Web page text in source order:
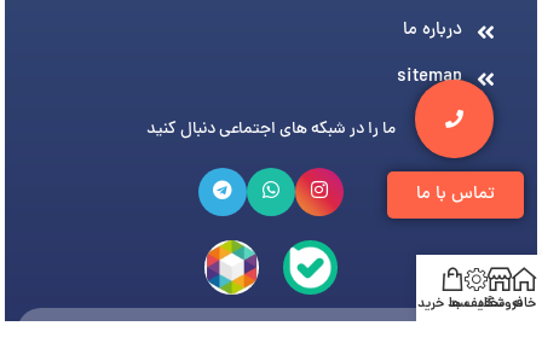
تماس با ما
درباره ما
sitemap
ما را در شبکه های اجتماعی دنبال کنید
خانهفروشگاه
تخفیف هاسبد خرید